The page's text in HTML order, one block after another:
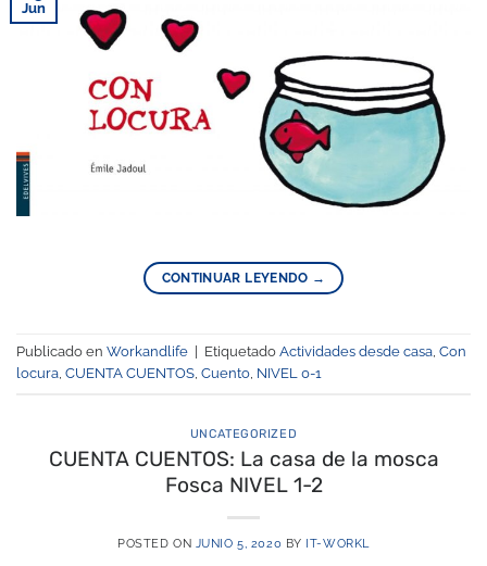
Jun
CONTINUAR LEYENDO →
Publicado en Workandlife Etiquetado Actividades desde casa, Con
locura, CUENTA CUENTOS, Cuento, NIVEL 0-1
UNCATEGORIZED
CUENTA CUENTOS: La casa de la mosca
Fosca NIVEL 1-2
POSTED ON JUNIO 5, 2020 BY IT-WORKL